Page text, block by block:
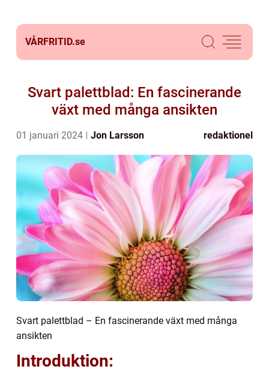
VÅRFRITID.se
Svart palettblad: En fascinerande
växt med många ansikten
01 januari 2024 Jon Larsson redaktionel
Svart palettblad – En fascinerande växt med många
ansikten
Introduktion: